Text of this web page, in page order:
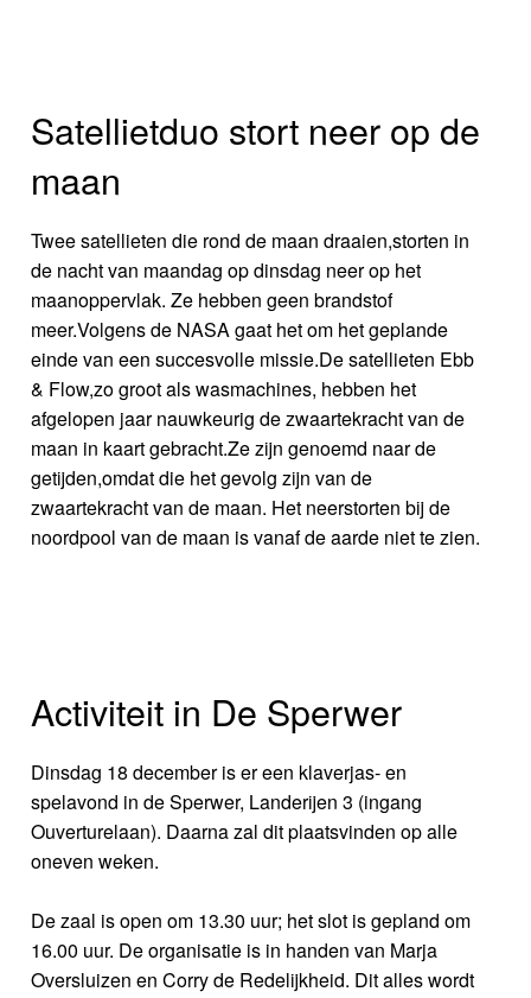
Satellietduo stort neer op de
maan
Twee satellieten die rond de maan draaien,storten in
de nacht van maandag op dinsdag neer op het
maanoppervlak. Ze hebben geen brandstof
meer.Volgens de NASA gaat het om het geplande
einde van een succesvolle missie.De satellieten Ebb
& Flow,zo groot als wasmachines, hebben het
afgelopen jaar nauwkeurig de zwaartekracht van de
maan in kaart gebracht.Ze zijn genoemd naar de
getijden,omdat die het gevolg zijn van de
zwaartekracht van de maan. Het neerstorten bij de
noordpool van de maan is vanaf de aarde niet te zien.
Activiteit in De Sperwer
Dinsdag 18 december is er een klaverjas- en
spelavond in de Sperwer, Landerijen 3 (ingang
Ouverturelaan). Daarna zal dit plaatsvinden op alle
oneven weken.
De zaal is open om 13.30 uur; het slot is gepland om
16.00 uur. De organisatie is in handen van Marja
Oversluizen en Corry de Redelijkheid. Dit alles wordt